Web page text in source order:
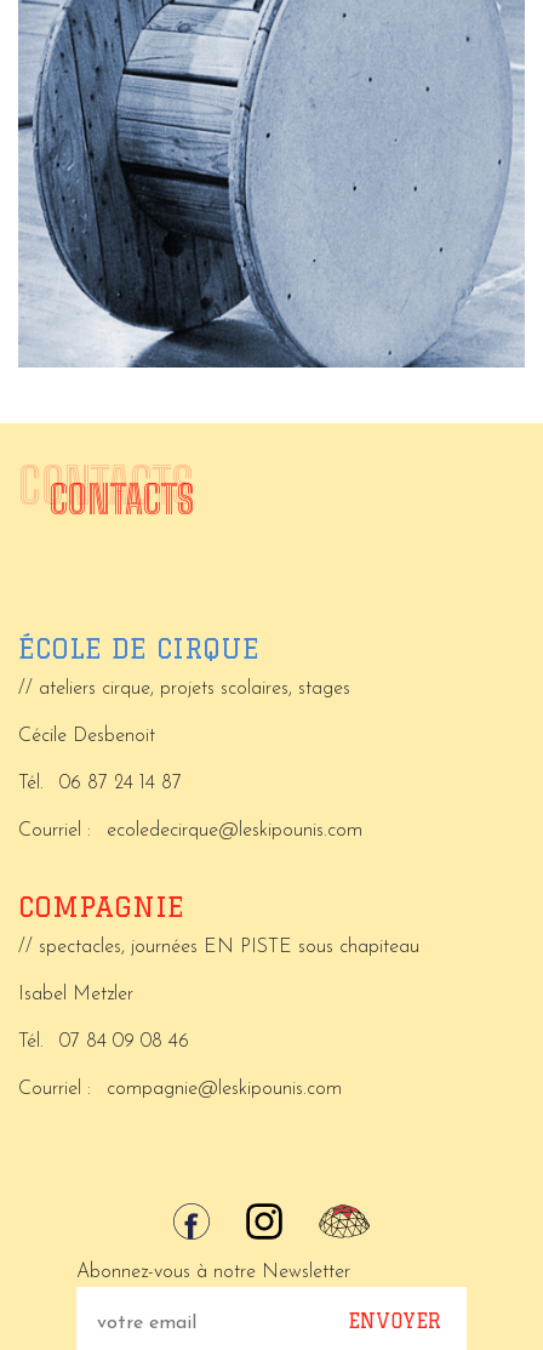
CONTACTS
CONTACTS
ÉCOLE DE CIRQUE
// ateliers cirque, projets scolaires, stages
Cécile Desbenoit
Tél. 06 87 24 14 87
Courriel : ecoledecirque@leskipounis.com
COMPAGNIE
// spectacles, journées EN PISTE sous chapiteau
Isabel Metzler
Tél. 07 84 09 08 46
Courriel : compagnie@leskipounis.com
Abonnez-vous à notre Newsletter